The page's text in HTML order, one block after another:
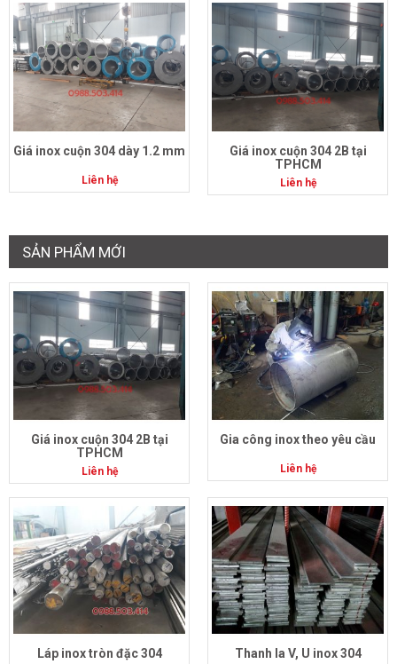
Giá inox cuộn 304 dày 1.2 mm
Liên hệ
Giá inox cuộn 304 2B tại
TPHCM
Liên hệ
SẢN PHẨM MỚI
Giá inox cuộn 304 2B tại
TPHCM
Liên hệ
Gia công inox theo yêu cầu
Liên hệ
Láp inox tròn đặc 304 Thanh la V, U inox 304